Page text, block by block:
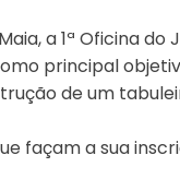
a 1ª Oficina do
principal
de um
façam a sua